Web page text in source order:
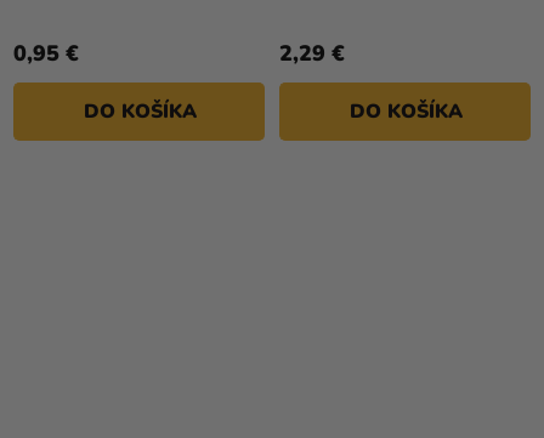
0,95 €
DO KOŠÍKA
2,29 €
DO KOŠÍKA